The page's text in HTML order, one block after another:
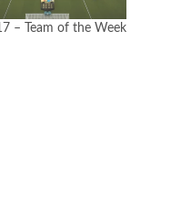
– Team of the Week